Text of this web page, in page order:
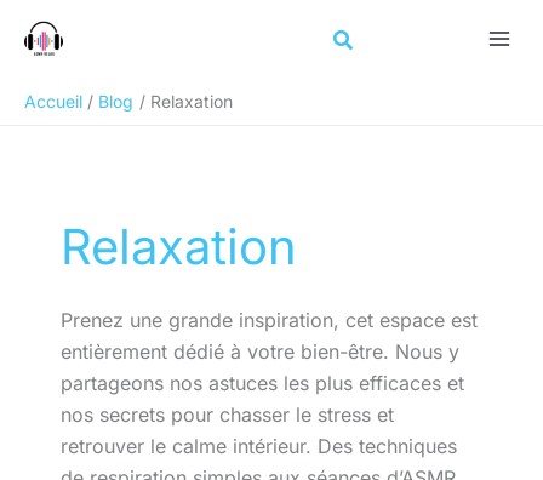
Accueil
Blog Relaxation
Relaxation
Prenez une grande inspiration, cet espace est
entièrement dédié à votre bien-être. Nous y
partageons nos astuces les plus efficaces et
nos secrets pour chasser le stress et
retrouver le calme intérieur. Des techniques